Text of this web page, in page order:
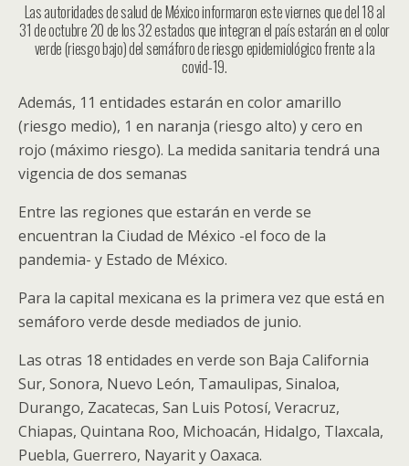
Las autoridades de salud de México informaron este viernes que del 18 al
31 de octubre 20 de los 32 estados que integran el país estarán en el color
verde (riesgo bajo) del semáforo de riesgo epidemiológico frente a la
covid-19.
Además, 11 entidades estarán en color amarillo
(riesgo medio), 1 en naranja (riesgo alto) y cero en
rojo (máximo riesgo). La medida sanitaria tendrá una
vigencia de dos semanas
Entre las regiones que estarán en verde se
encuentran la Ciudad de México -el foco de la
pandemia- y Estado de México.
Para la capital mexicana es la primera vez que está en
semáforo verde desde mediados de junio.
Las otras 18 entidades en verde son Baja California
Sur, Sonora, Nuevo León, Tamaulipas, Sinaloa,
Durango, Zacatecas, San Luis Potosí, Veracruz,
Chiapas, Quintana Roo, Michoacán, Hidalgo, Tlaxcala,
Puebla, Guerrero, Nayarit y Oaxaca.